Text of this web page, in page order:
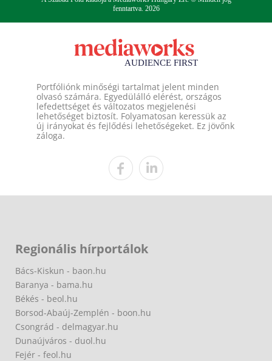
fenntartva. 2026
Portfóliónk minőségi tartalmat jelent minden
olvasó számára. Egyedülálló elérést, országos
lefedettséget és változatos megjelenési
lehetőséget biztosít. Folyamatosan keressük az
új irányokat és fejlődési lehetőségeket. Ez jövőnk
záloga.
Regionális hírportálok
Bács-Kiskun - baon.hu
Baranya - bama.hu
Békés - beol.hu
Borsod-Abaúj-Zemplén - boon.hu
Csongrád - delmagyar.hu
Dunaújváros - duol.hu
Fejér - feol.hu